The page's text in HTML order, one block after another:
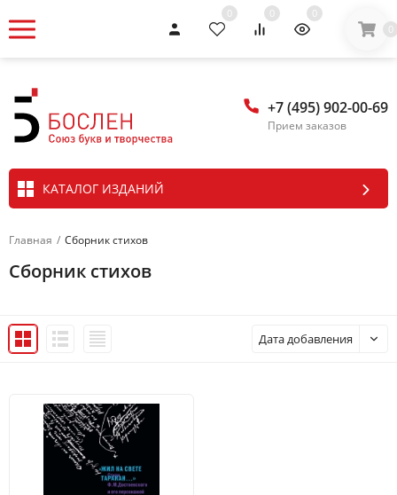
0 0
0
0
+7 (495) 902-00-69
Прием заказов
КАТАЛОГ ИЗДАНИЙ
Главная / Сборник стихов
Сборник стихов
Дата добавления